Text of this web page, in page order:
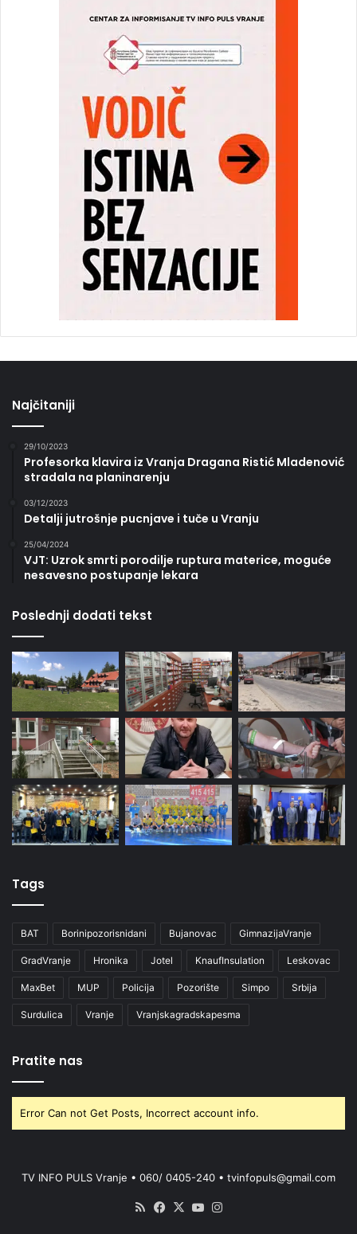
Najčitaniji
29/10/2023
Profesorka klavira iz Vranja Dragana Ristić Mladenović
stradala na planinarenju
03/12/2023
Detalji jutrošnje pucnjave i tuče u Vranju
25/04/2024
VJT: Uzrok smrti porodilje ruptura materice, moguće
nesavesno postupanje lekara
Poslednji dodati tekst
Tags
BAT Borinipozorisnidani Bujanovac GimnazijaVranje
GradVranje Hronika Jotel KnaufInsulation Leskovac
MaxBet MUP Policija Pozorište Simpo Srbija
Surdulica Vranje Vranjskagradskapesma
Pratite nas
Error Can not Get Posts, Incorrect account info.
TV INFO PULS Vranje • 060/ 0405-240 • tvinfopuls@gmail.com
RSS Facebook
X YouTube